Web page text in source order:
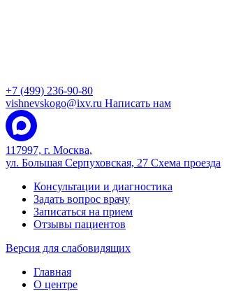
+7 (499) 236-90-80
vishnevskogo@ixv.ru Написать нам
117997, г. Москва,
ул. Большая Серпуховская, 27 Схема проезда
Консультации и диагностика
Задать вопрос врачу
Записаться на прием
Отзывы пациентов
Версия для слабовидящих
Главная
О центре